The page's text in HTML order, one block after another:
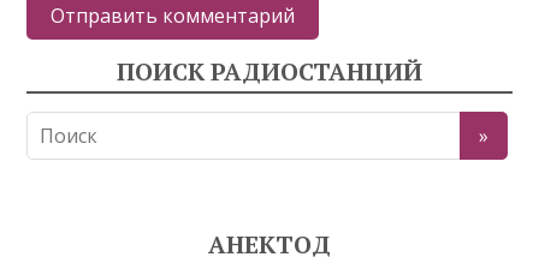
ПОИСК РАДИОСТАНЦИЙ
АНЕКТОД